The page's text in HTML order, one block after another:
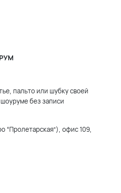
пальто или шубку своей
без записи
“Пролетарская”), офис 109,